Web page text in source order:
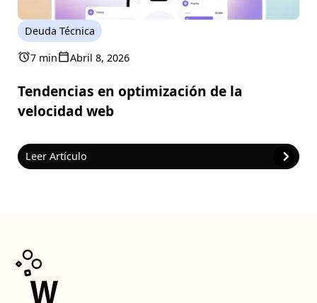
Deuda Técnica
7 min
Abril 8, 2026
Tendencias en optimización de la
velocidad web
Leer Artículo